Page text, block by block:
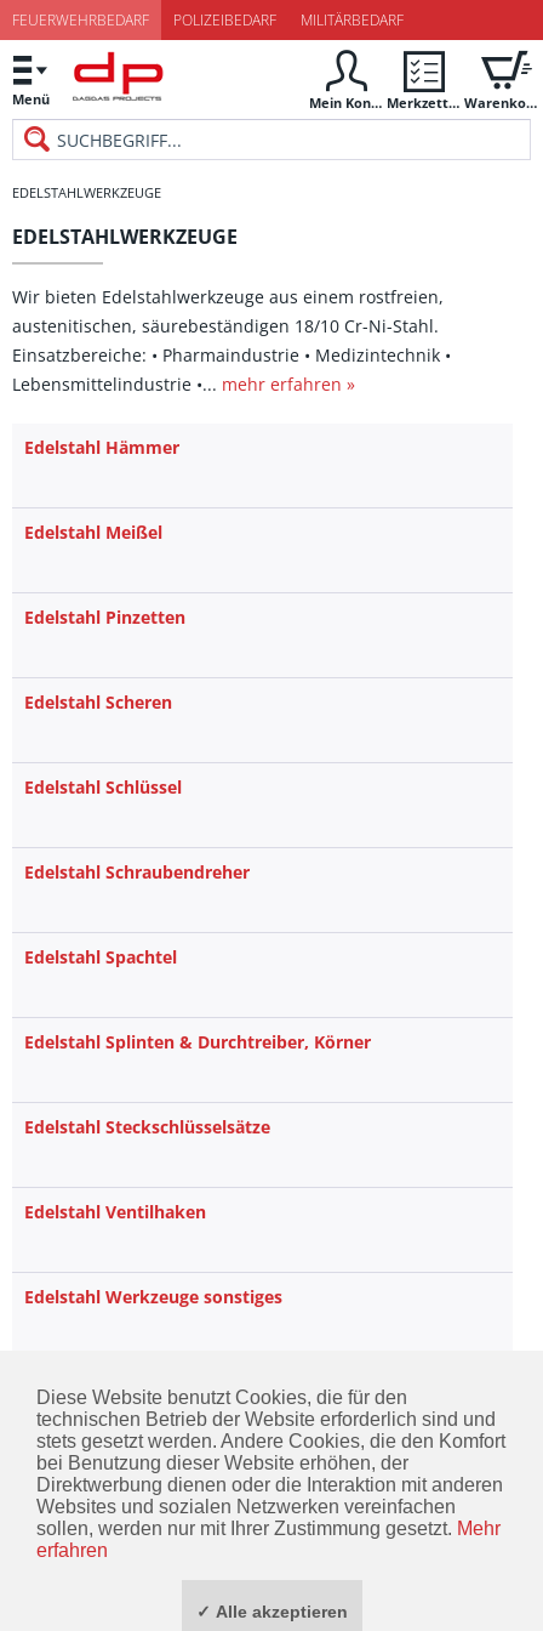
FEUERWEHRBEDARF POLIZEIBEDARF MILITÄRBEDARF
Menü Mein Konto Merkzettel Warenkorb
EDELSTAHLWERKZEUGE
EDELSTAHLWERKZEUGE
Wir bieten Edelstahlwerkzeuge aus einem rostfreien,
austenitischen, säurebeständigen 18/10 Cr-Ni-Stahl.
Einsatzbereiche: • Pharmaindustrie • Medizintechnik •
Lebensmittelindustrie •... mehr erfahren »
Edelstahl Hämmer
Edelstahl Meißel
Edelstahl Pinzetten
Edelstahl Scheren
Edelstahl Schlüssel
Edelstahl Schraubendreher
Edelstahl Spachtel
Edelstahl Splinten & Durchtreiber, Körner
Edelstahl Steckschlüsselsätze
Edelstahl Ventilhaken
Edelstahl Werkzeuge sonstiges
KONTAKT
INFORMATIONEN
ZAHLUNG / VERSAND
Diese Website benutzt Cookies, die für den
technischen Betrieb der Website erforderlich sind und
stets gesetzt werden. Andere Cookies, die den Komfort
bei Benutzung dieser Website erhöhen, der
Direktwerbung dienen oder die Interaktion mit anderen
Websites und sozialen Netzwerken vereinfachen
sollen, werden nur mit Ihrer Zustimmung gesetzt. Mehr
erfahren
✓ Alle akzeptieren